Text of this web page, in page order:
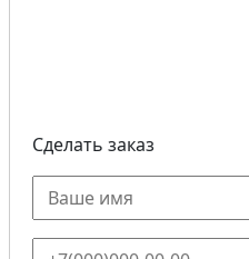
Сделать заказ